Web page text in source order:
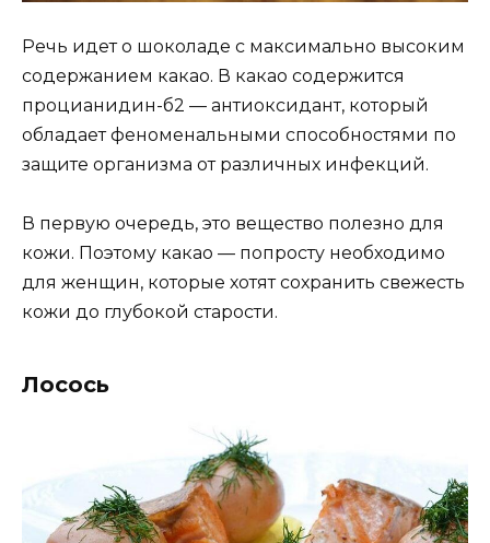
Речь идет о шоколаде с максимально высоким
содержанием какао. В какао содержится
процианидин-б2 — антиоксидант, который
обладает феноменальными способностями по
защите организма от различных инфекций.
В первую очередь, это вещество полезно для
кожи. Поэтому какао — попросту необходимо
для женщин, которые хотят сохранить свежесть
кожи до глубокой старости.
Лосось